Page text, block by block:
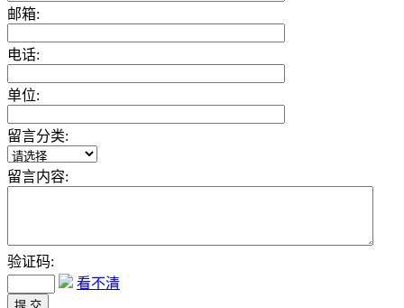
邮箱:
电话:
单位:
留言分类:
留言内容:
验证码:
看不清